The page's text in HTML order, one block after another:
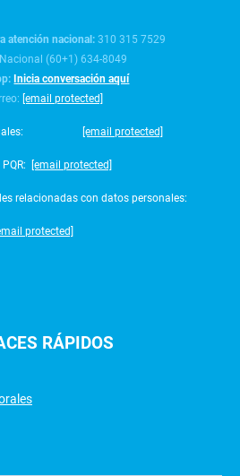
atención nacional:310 315 7529
(60+1) 634-8049
Inicia conversación aquí
[email protected]
[email protected]
[email protected]
relacionadas con datos personales:
protected]
RÁPIDOS